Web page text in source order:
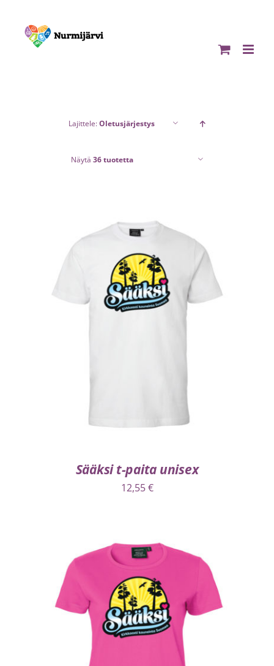
content
Lajittele:Oletusjärjestys
Näytä 36 tuotetta
Sääksi t-paita unisex
12,55€
VALITSE VAIHTOEHDOISTA LISÄTIEDOT